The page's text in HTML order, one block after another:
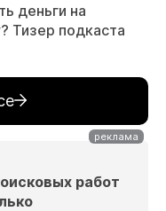
деньги на
Тизер подкаста
работ